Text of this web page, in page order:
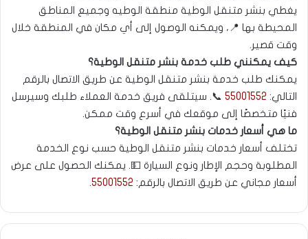
يغطي بنشر متنقل الوطية منطقة الوطيه وجميع المناطق
المحيطة بها 📍، ويمكنه الوصول إلى أي مكان في المنطقة خلال
وقت قصير.
كيف يمكنني طلب خدمة بنشر متنقل الوطية؟
يمكنك طلب خدمة بنشر متنقل الوطية عن طريق الاتصال بالرقم
التالي: 55001552 📞. سيتلقى فريق خدمة العملاء طلبك وسيرسل
فنيًا متخصصًا إلى موقعك في أسرع وقت ممكن.
ما هي أسعار خدمات بنشر متنقل الوطية؟
تختلف أسعار خدمات بنشر متنقل الوطية حسب نوع الخدمة
المطلوبة وحجم الإطار ونوع السيارة 💵. يمكنك الحصول على عرض
أسعار مجاني عن طريق الاتصال بالرقم: 55001552
.